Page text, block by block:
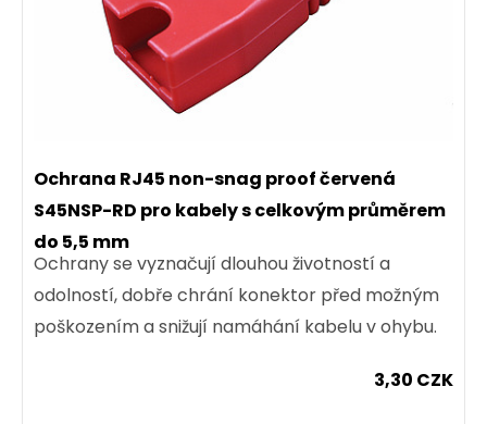
Ochrana RJ45 non-snag proof červená
S45NSP-RD pro kabely s celkovým průměrem
do 5,5 mm
Ochrany se vyznačují dlouhou životností a
odolností, dobře chrání konektor před možným
poškozením a snižují namáhání kabelu v ohybu.
3,30 CZK